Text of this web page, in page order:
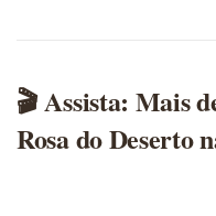
🎬 Assista: Mais
Rosa do Deserto